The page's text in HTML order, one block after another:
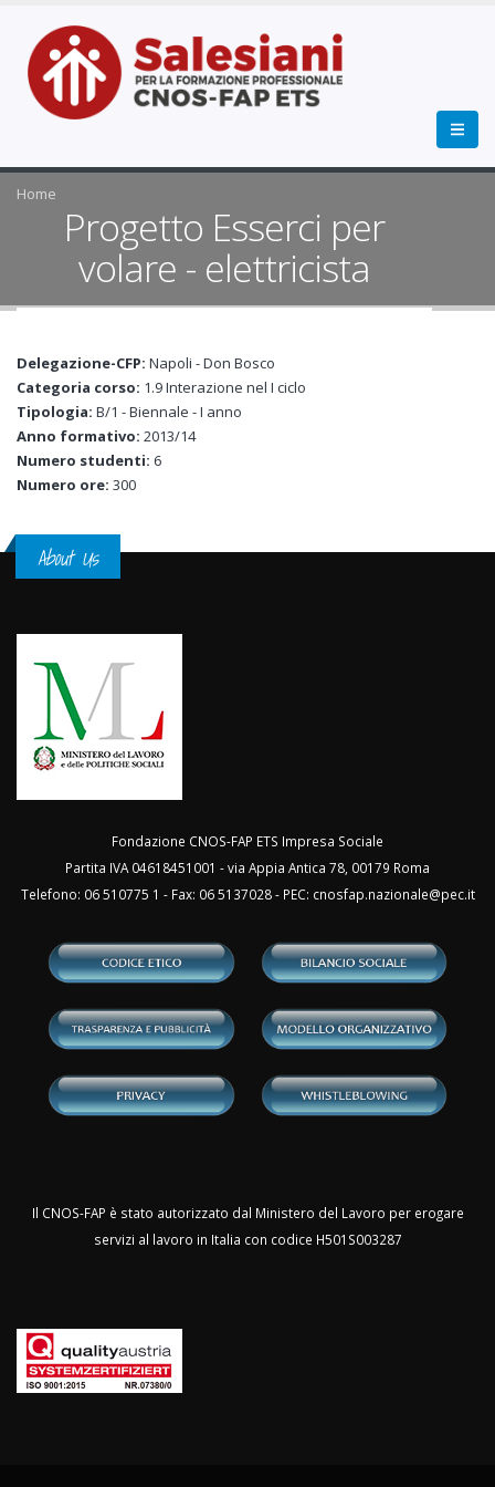
Home
Progetto Esserci per
volare - elettricista
Delegazione-CFP: Napoli - Don Bosco
Categoria corso: 1.9 Interazione nel I ciclo
Tipologia: B/1 - Biennale - I anno
Anno formativo: 2013/14
Numero studenti: 6
Numero ore: 300
About Us
Fondazione CNOS-FAP ETS Impresa Sociale
Partita IVA 04618451001 - via Appia Antica 78, 00179 Roma
Telefono: 06 510775 1 - Fax: 06 5137028 - PEC: cnosfap.nazionale@pec.it
Il CNOS-FAP è stato autorizzato dal Ministero del Lavoro per erogare
servizi al lavoro in Italia con codice H501S003287